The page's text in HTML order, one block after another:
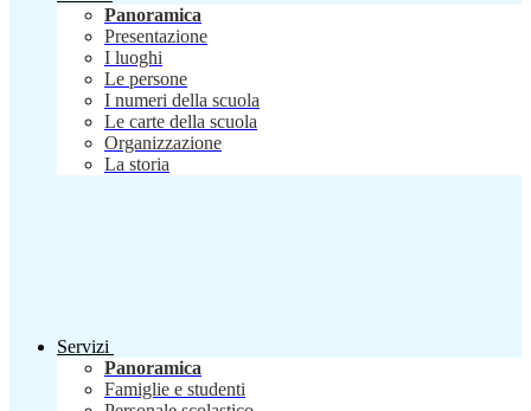
Panoramica
Presentazione
I luoghi
Le persone
I numeri della scuola
Le carte della scuola
Organizzazione
La storia
Servizi
Panoramica
Famiglie e studenti